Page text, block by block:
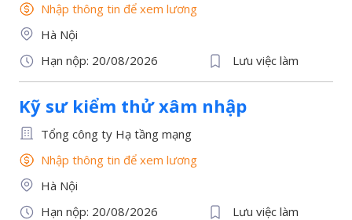
Nhập thông tin để xem lương
Hà Nội
Hạn nộp: 20/08/2026
Lưu việc làm
Kỹ sư kiểm thử xâm nhập
Tổng công ty Hạ tầng mạng
Nhập thông tin để xem lương
Hà Nội
Hạn nộp: 20/08/2026
Lưu việc làm